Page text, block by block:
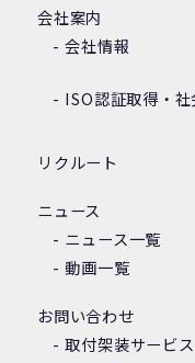
会社案内
会社情報
ISO認証取得・
リクルート
ニュース
ニュース一覧
動画一覧
お問い合わせ
取付架装サービス